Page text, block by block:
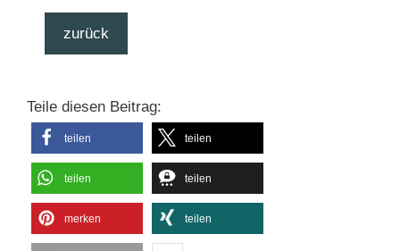
zurück
Teile diesen Beitrag:
teilen teilen
teilen teilen
merken teilen